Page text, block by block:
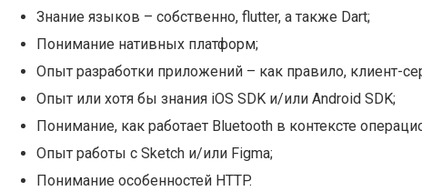
Знание языков – собственно, flutter, а также Dart;
Понимание нативных платформ;
Опыт разработки приложений – как правило, клиент-
Опыт или хотя бы знания iOS SDK и/или Android SDK;
Понимание, как работает Bluetooth в контексте
Опыт работы с Sketch и/или Figma;
Понимание особенностей HTTP.